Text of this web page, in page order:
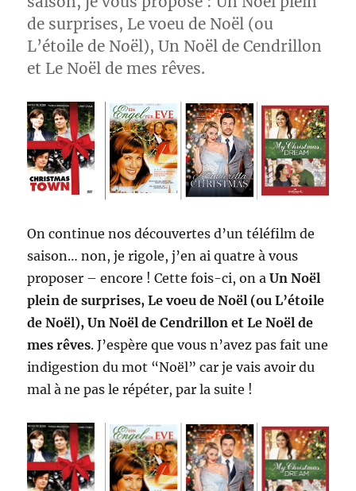
de surprises, Le voeu de Noël (ou
L’étoile de Noël), Un Noël de Cendrillon
et Le Noël de mes rêves.
On continue nos découvertes d’un téléfilm de
saison… non, je rigole, j’en ai quatre à vous
proposer – encore ! Cette fois-ci, on aUn Noël
plein de surprises, Le voeu de Noël (ou L’étoile
de Noël), Un Noël de Cendrillon et Le Noël de
mes rêves. J’espère que vous n’avez pas fait une
indigestion du mot “Noël” car je vais avoir du
mal à ne pas le répéter, par la suite !